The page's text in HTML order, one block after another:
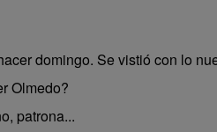
domingo. Se vistió con lo
Olmedo?
patrona...